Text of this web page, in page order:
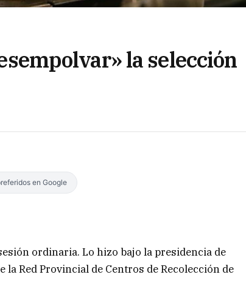
la selección
en Google
ordinaria. Lo hizo bajo la presidencia de
Red Provincial de Centros de Recolección de